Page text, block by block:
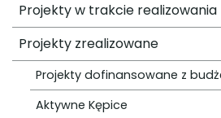
Projekty w trakcie realizowania
Projekty zrealizowane
Projekty dofinansowane z
Aktywne Kępice